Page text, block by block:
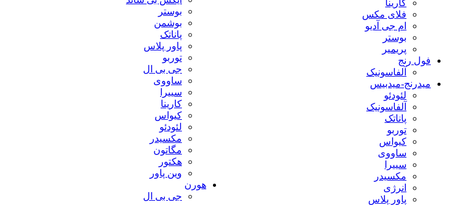
بوستر
بوشمن
پاناتک
پاور پلاس
توربو
جی بی ال
ساووی
سییرا
کارینا
کیواس
لئودئو
مکسیدر
مگاتون
هکتور
وین پاور
هورن
جی بی ال
کارینا
فلای مکس
ام جی آدیو
بوستر
پریمیر
فول رنج
آلفاسونیک
میدرنج-میدبیس
لئودئو
آلفاسونیک
پاناتک
توربو
کیواس
ساووی
سییرا
مکسیدر
انرژی
پاور پلاس